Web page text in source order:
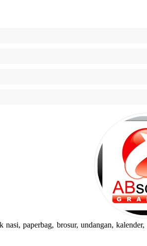
nasi, paperbag, brosur, undangan,